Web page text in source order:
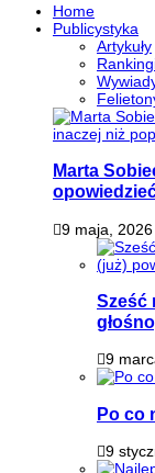
Home
Publicystyka
Artykuły
Marta
9 maja, 2026
Sześć
9
Po co
9